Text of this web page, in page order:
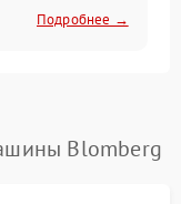
Подробнее →
Подробнее →
Blomberg